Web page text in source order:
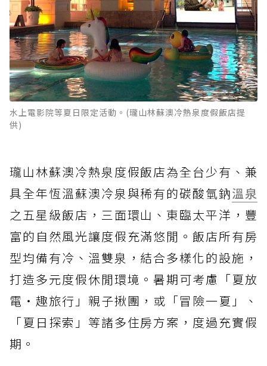
水上電影院等夏日限定活動。(瓏山林蘇澳冷熱泉度假飯店提
供)
瓏山林蘇澳冷熱泉度假飯店為全台少有、兼
具全年恆溫蘇澳冷泉與稀有的碳酸氫鈉溫泉
之五星級飯店，三面環山、東臨太平洋，豐
富的自然風光讓度假充滿悠閒。飯店所有房
型均備有冷、溫雙泉，結合多樣化的設施，
打造多元度假休閒環境。暑期可考慮「夏放
電・趣旅行」親子揪團，或「冒險一夏」、
「夏日探索」等諸多住房方案，度過充實假
期。